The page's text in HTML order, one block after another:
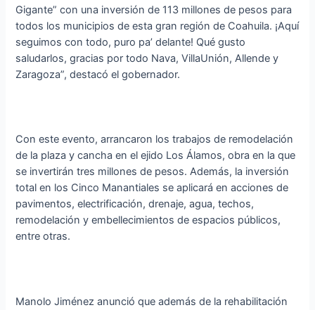
Gigante” con una inversión de 113 millones de pesos para
todos los municipios de esta gran región de Coahuila. ¡Aquí
seguimos con todo, puro pa’ delante! Qué gusto
saludarlos, gracias por todo Nava, VillaUnión, Allende y
Zaragoza”, destacó el gobernador.
Con este evento, arrancaron los trabajos de remodelación
de la plaza y cancha en el ejido Los Álamos, obra en la que
se invertirán tres millones de pesos. Además, la inversión
total en los Cinco Manantiales se aplicará en acciones de
pavimentos, electrificación, drenaje, agua, techos,
remodelación y embellecimientos de espacios públicos,
entre otras.
Manolo Jiménez anunció que además de la rehabilitación